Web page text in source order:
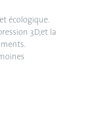
écologique.
3D,et la